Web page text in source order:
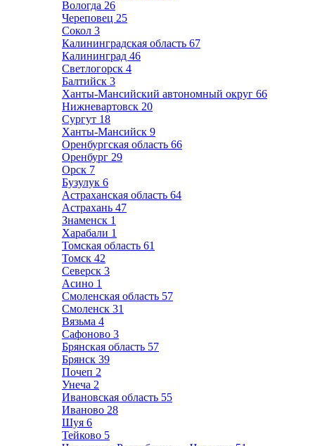
Вологда 26
Череповец 25
Сокол 3
Калининградская область 67
Калининград 46
Светлогорск 4
Балтийск 3
Ханты-Мансийский автономный округ 66
Нижневартовск 20
Сургут 18
Ханты-Мансийск 9
Оренбургская область 66
Оренбург 29
Орск 7
Бузулук 6
Астраханская область 64
Астрахань 47
Знаменск 1
Харабали 1
Томская область 61
Томск 42
Северск 3
Асино 1
Смоленская область 57
Смоленск 31
Вязьма 4
Сафоново 3
Брянская область 57
Брянск 39
Почеп 2
Унеча 2
Ивановская область 55
Иваново 28
Шуя 6
Тейково 5